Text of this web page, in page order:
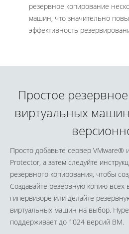
резервное копирование
машин, что значительно
эффективность
Простое
виртуальных
Просто добавьте сервер VMware®
Protector, а затем следуйте
резервного копирования, чтобы
Создавайте резервную копию
гипервизоре или делайте
виртуальных машин на выбор.
поддерживает до 1024 версий ВМ.